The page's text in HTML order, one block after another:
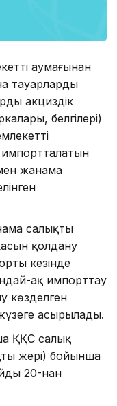
аумағынан
тауарларды
акциздік
белгілері)
импортталатын
жанама
салықты
қолдану
кезінде
ақ импорттау
көзделген
асырылады.
ҚҚС салық
жері) бойынша
20-нан